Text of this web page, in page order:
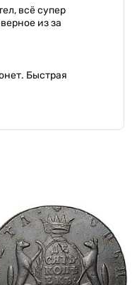
всё супер
из за
Быстрая